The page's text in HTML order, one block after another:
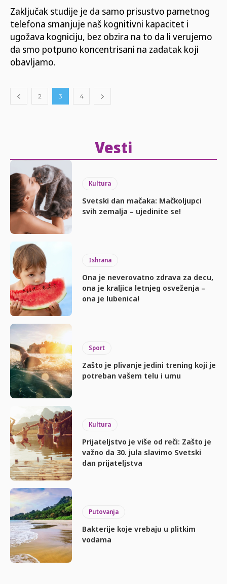
Zaključak studije je da samo prisustvo pametnog
telefona smanjuje naš kognitivni kapacitet i
ugožava kogniciju, bez obzira na to da li verujemo
da smo potpuno koncentrisani na zadatak koji
obavljamo.
2 3 4
Vesti
Kultura
Svetski dan mačaka: Mačkoljupci
svih zemalja – ujedinite se!
Ishrana
Ona je neverovatno zdrava za decu,
ona je kraljica letnjeg osveženja –
ona je lubenica!
Sport
Zašto je plivanje jedini trening koji je
potreban vašem telu i umu
Kultura
Prijateljstvo je više od reči: Zašto je
važno da 30. jula slavimo Svetski
dan prijateljstva
Putovanja
Bakterije koje vrebaju u plitkim
vodama